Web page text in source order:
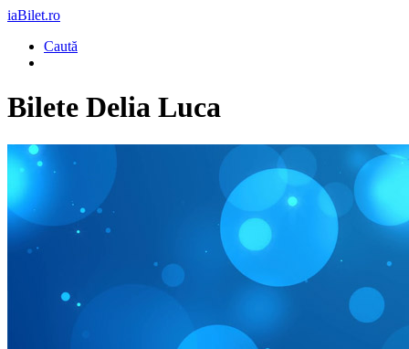
iaBilet.ro
Caută
Bilete Delia Luca